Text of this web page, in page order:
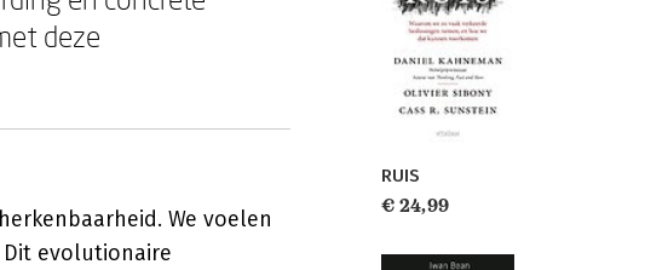
deze
We voelen
Dit evolutionaire
RUIS
€ 24,99